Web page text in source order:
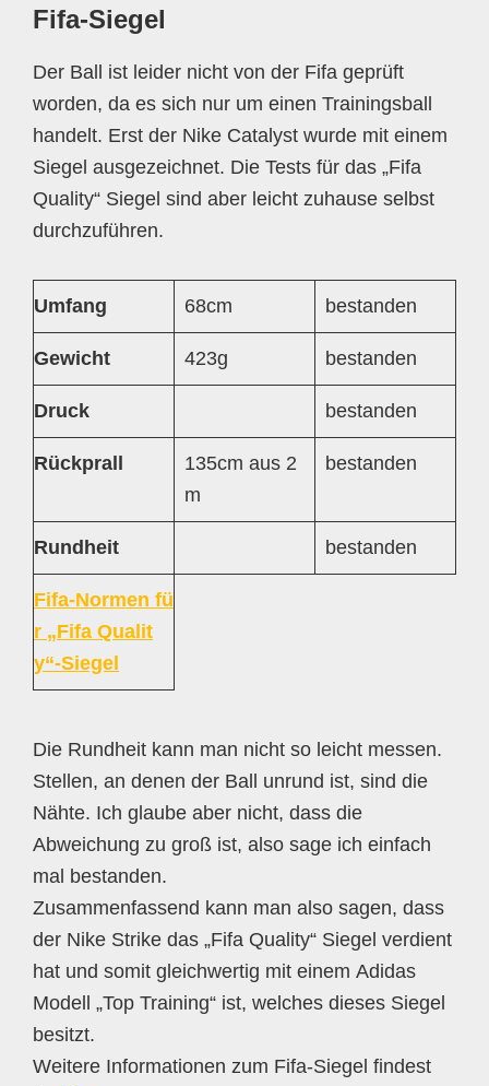
Fifa-Siegel
Der Ball ist leider nicht von der Fifa geprüft
worden, da es sich nur um einen Trainingsball
handelt. Erst der Nike Catalyst wurde mit einem
Siegel ausgezeichnet. Die Tests für das „Fifa
Quality“ Siegel sind aber leicht zuhause selbst
durchzuführen.
Umfang 68cm bestanden
Gewicht 423g bestanden
Druck bestanden
Rückprall
135cm aus 2
m
bestanden
Rundheit bestanden
Fifa-Normen fü
r „Fifa Qualit
y“-Siegel
Die Rundheit kann man nicht so leicht messen.
Stellen, an denen der Ball unrund ist, sind die
Nähte. Ich glaube aber nicht, dass die
Abweichung zu groß ist, also sage ich einfach
mal bestanden.
Zusammenfassend kann man also sagen, dass
der Nike Strike das „Fifa Quality“ Siegel verdient
hat und somit gleichwertig mit einem Adidas
Modell „Top Training“ ist, welches dieses Siegel
besitzt.
Weitere Informationen zum Fifa-Siegel findest